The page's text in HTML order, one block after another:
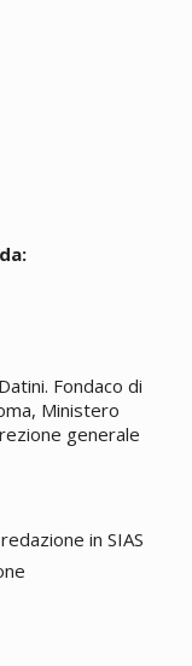
Fondaco di
Ministero
generale
in SIAS